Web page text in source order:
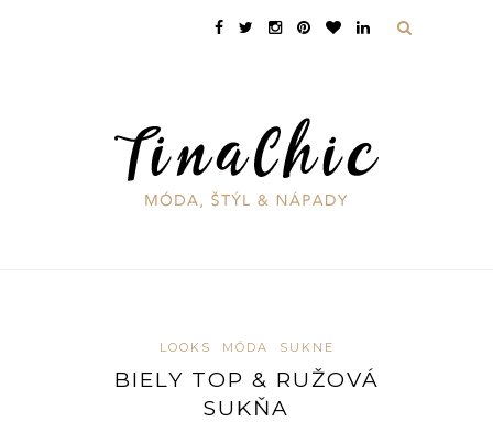
LOOKS MÓDA SUKNE
BIELY TOP & RUŽOVÁ
SUKŇA